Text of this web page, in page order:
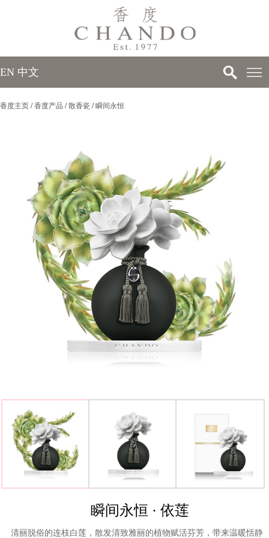
EN 中文
香度主页 /香度产品 /散香瓷 /瞬间永恒
瞬间永恒 · 依莲
清丽脱俗的连枝白莲，散发清致雅丽的植物赋活芬芳，带来温暖恬静